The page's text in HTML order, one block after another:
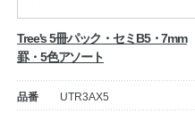
Tree's 5冊パック・セミB5・7mm
罫・5色アソート
品番 UTR3AX5